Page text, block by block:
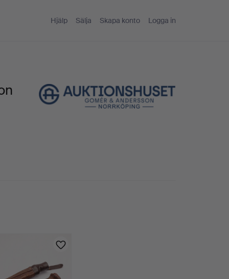
Hjälp Sälja Skapa konto Logga in